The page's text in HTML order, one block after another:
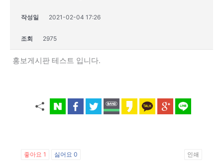
작성일 2021-02-04 17:26
조회 2975
홍보게시판 테스트 입니다.
좋아요 1 싫어요 0 인쇄